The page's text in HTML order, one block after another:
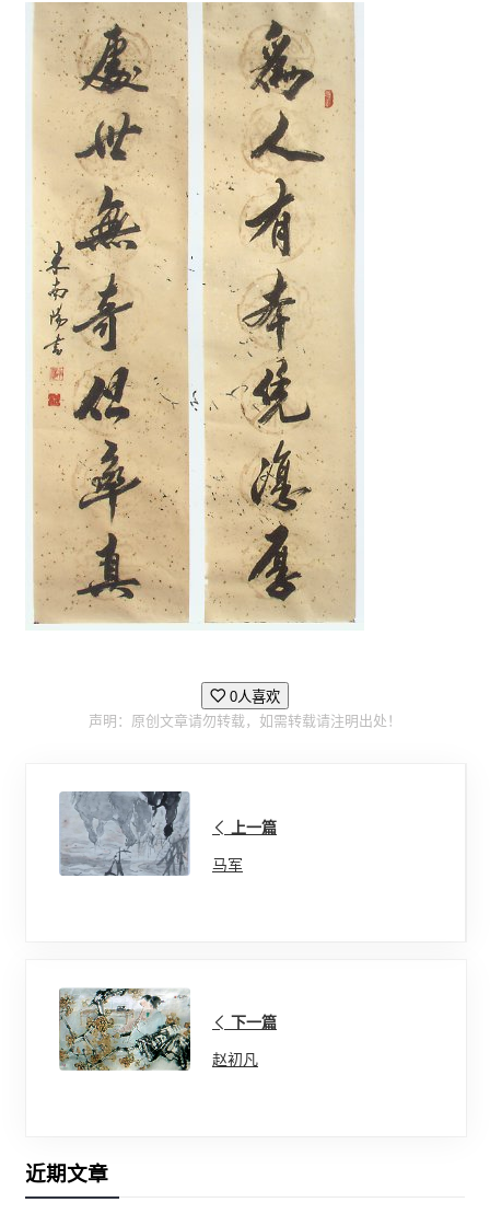
0人喜欢
声明：原创文章请勿转载，如需转载请注明出处！
上一篇
马军
下一篇
赵初凡
近期文章